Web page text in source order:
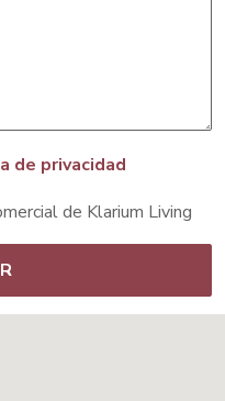
de privacidad
de Klarium Living